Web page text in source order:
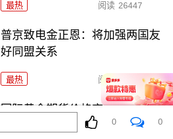
最热 阅读 26447
普京致电金正恩：将加强两国友
好同盟关系
最热 阅读 24660
国际黄金期货价格突破每盎司
0 0